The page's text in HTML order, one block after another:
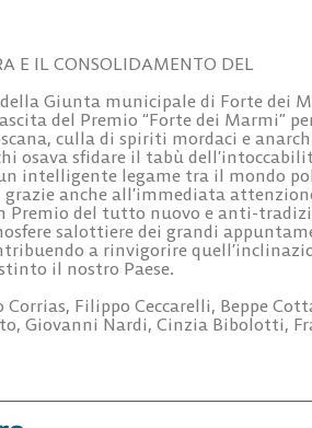
E IL CONSOLIDAMENTO DEL
Giunta municipale di Forte dei
del Premio “Forte dei Marmi”
culla di spiriti mordaci e
osava sfidare il tabù
intelligente legame tra il mondo
anche all’immediata
Premio del tutto nuovo e anti-
salottiere dei grandi
a rinvigorire
il nostro Paese.
Filippo Ceccarelli, Beppe
Giovanni Nardi, Cinzia Bibolotti,